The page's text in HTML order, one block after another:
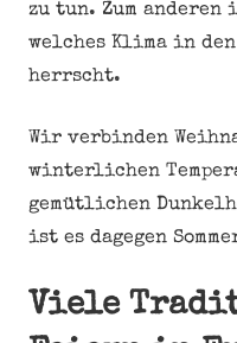
zu tun. Zum
welches Klima in
herrscht.
Wir verbinden
winterlichen
gemütlichen
ist es dagegen
Viele